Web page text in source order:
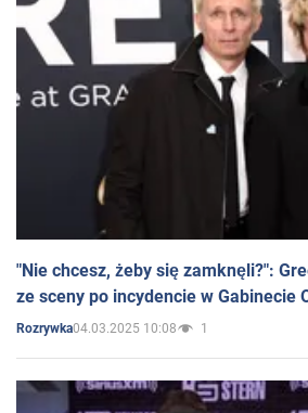
"Nie chcesz, żeby się zamknęli?":
ze sceny po incydencie w Gabinecie
Rozrywka04.03.2025 10:08 1